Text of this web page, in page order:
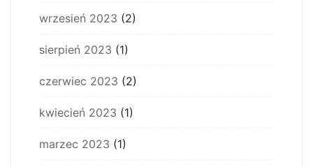
wrzesień 2023 (2)
sierpień 2023 (1)
czerwiec 2023 (2)
kwiecień 2023 (1)
marzec 2023 (1)